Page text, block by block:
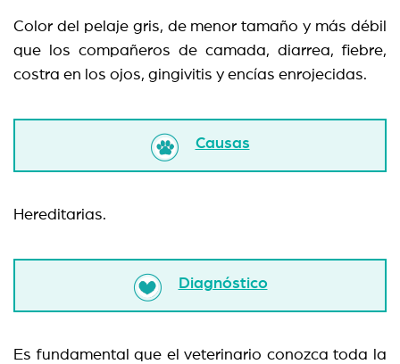
Color del pelaje gris, de menor tamaño y más débil
que los compañeros de camada, diarrea, fiebre,
costra en los ojos, gingivitis y encías enrojecidas.
Causas
Hereditarias.
Diagnóstico
Es fundamental que el veterinario conozca toda la